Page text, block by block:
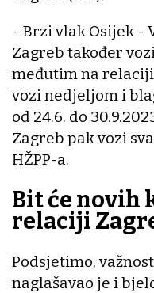
- Brzi vlak Osijek -
Zagreb također
međutim na
vozi nedjeljom i
od 24.6. do
Zagreb pak vozi
HŽPP-a.
Bit će novih
relaciji
Podsjetimo,
naglašavao je i